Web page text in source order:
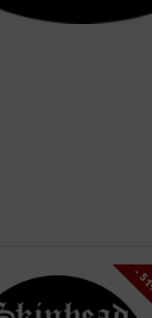
-